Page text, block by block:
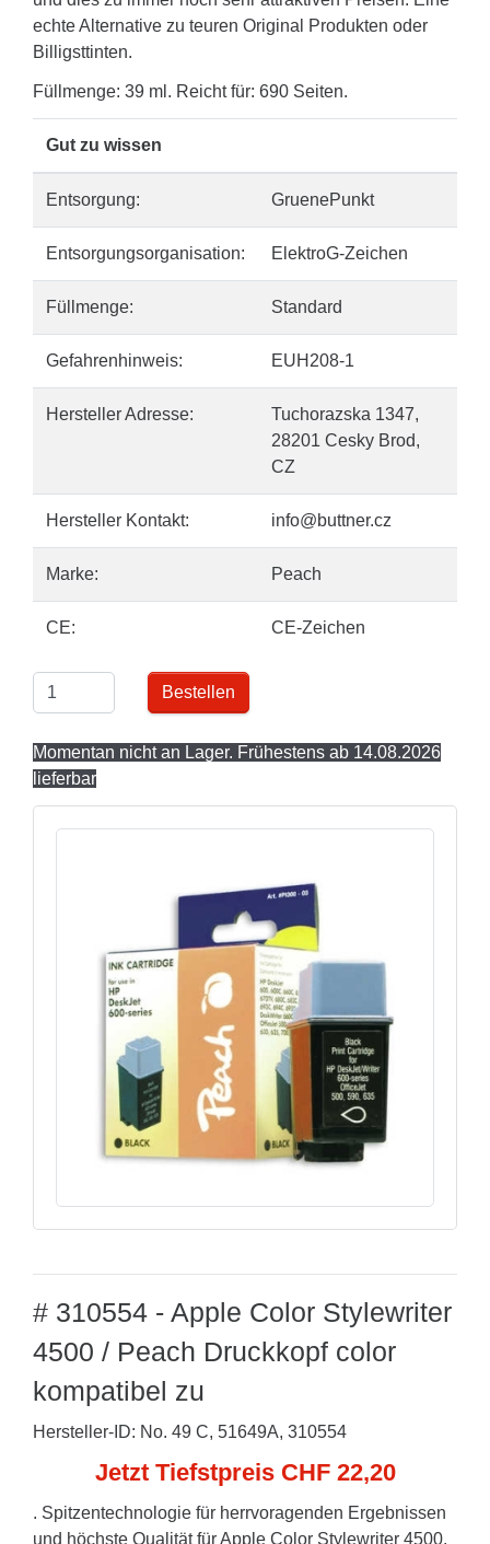
echte Alternative zu teuren Original Produkten oder
Billigsttinten.
Füllmenge: 39 ml. Reicht für: 690 Seiten.
Gut zu wissen
Entsorgung: GruenePunkt
Entsorgungsorganisation: ElektroG-Zeichen
Füllmenge: Standard
Gefahrenhinweis: EUH208-1
Hersteller Adresse:
Tuchorazska 1347,
28201 Cesky Brod,
CZ
Hersteller Kontakt: info@buttner.cz
Marke: Peach
CE: CE-Zeichen
Bestellen
Momentan nicht an Lager. Frühestens ab 14.08.2026
lieferbar
# 310554 - Apple Color Stylewriter
4500 / Peach Druckkopf color
kompatibel zu
Hersteller-ID: No. 49 C, 51649A, 310554
Jetzt Tiefstpreis CHF 22,20
. Spitzentechnologie für herrvoragenden Ergebnissen
und höchste Qualität für Apple Color Stylewriter 4500.